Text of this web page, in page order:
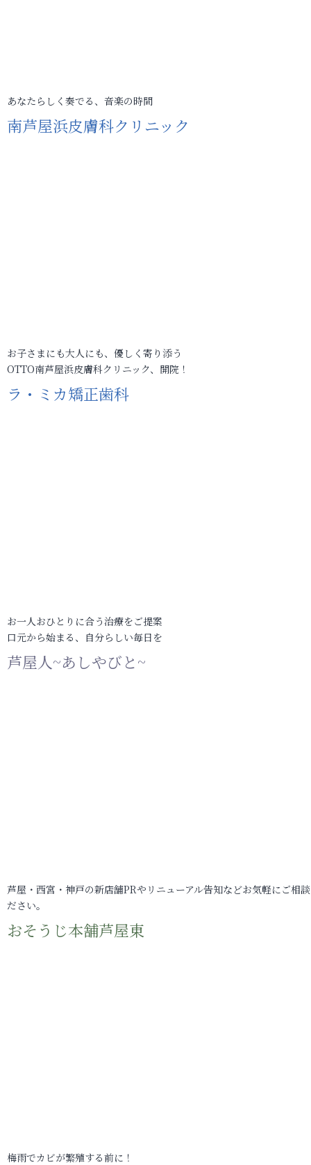
あなたらしく奏でる、音楽の時間
南芦屋浜皮膚科クリニック
お子さまにも大人にも、優しく寄り添う
OTTO南芦屋浜皮膚科クリニック、開院！
ラ・ミカ矯正歯科
お一人おひとりに合う治療をご提案
口元から始まる、自分らしい毎日を
芦屋人~あしやびと~
芦屋・西宮・神戸の新店舗PRやリニューアル告知などお気軽にご相
ださい。
おそうじ本舗芦屋東
梅雨でカビが繁殖する前に！